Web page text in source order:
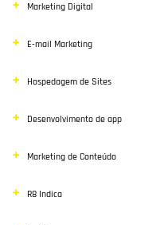
Marketing Digital
E-mail Marketing
Hospedagem de Sites
Desenvolvimento de app
Marketing de Conteúdo
R8 Indica